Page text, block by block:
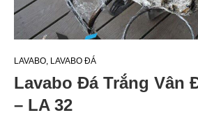
LAVABO, LAVABO ĐÁ
Lavabo Đá Trắng Vân
– LA 32